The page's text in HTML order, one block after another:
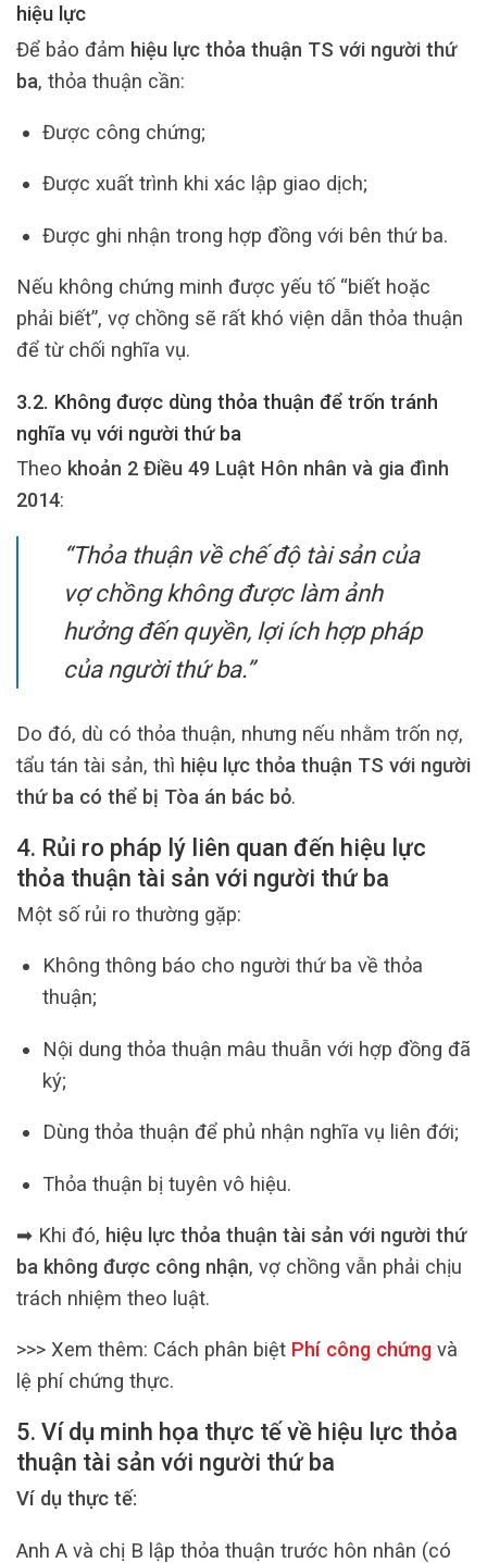
hiệu lực
Để bảo đảm hiệu lực thỏa thuận TS với người thứ
ba, thỏa thuận cần:
Được công chứng;
Được xuất trình khi xác lập giao dịch;
Được ghi nhận trong hợp đồng với bên thứ ba.
Nếu không chứng minh được yếu tố “biết hoặc
phải biết”, vợ chồng sẽ rất khó viện dẫn thỏa thuận
để từ chối nghĩa vụ.
3.2. Không được dùng thỏa thuận để trốn tránh
nghĩa vụ với người thứ ba
Theo khoản 2 Điều 49 Luật Hôn nhân và gia đình
2014:
“Thỏa thuận về chế độ tài sản của
vợ chồng không được làm ảnh
hưởng đến quyền, lợi ích hợp pháp
của người thứ ba.”
Do đó, dù có thỏa thuận, nhưng nếu nhằm trốn nợ,
tẩu tán tài sản, thì hiệu lực thỏa thuận TS với người
thứ ba có thể bị Tòa án bác bỏ.
4. Rủi ro pháp lý liên quan đến hiệu lực
thỏa thuận tài sản với người thứ ba
Một số rủi ro thường gặp:
Không thông báo cho người thứ ba về thỏa
thuận;
Nội dung thỏa thuận mâu thuẫn với hợp đồng đã
ký;
Dùng thỏa thuận để phủ nhận nghĩa vụ liên đới;
Thỏa thuận bị tuyên vô hiệu.
➡ Khi đó, hiệu lực thỏa thuận tài sản với người thứ
ba không được công nhận, vợ chồng vẫn phải chịu
trách nhiệm theo luật.
>>> Xem thêm: Cách phân biệt Phí công chứng và
lệ phí chứng thực.
5. Ví dụ minh họa thực tế về hiệu lực thỏa
thuận tài sản với người thứ ba
Ví dụ thực tế:
Anh A và chị B lập thỏa thuận trước hôn nhân (có